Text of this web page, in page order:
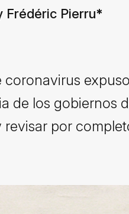
Frédéric Pierru*
de los gobiernos
por